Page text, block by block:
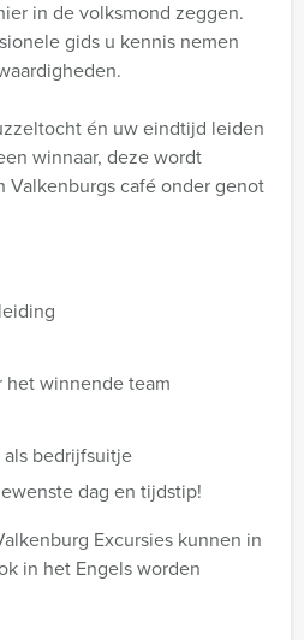
in de volksmond zeggen.
gids u kennis nemen
én uw eindtijd leiden
winnaar, deze wordt
café onder genot
het winnende team
bedrijfsuitje
dag en tijdstip!
Excursies kunnen in
in het Engels worden